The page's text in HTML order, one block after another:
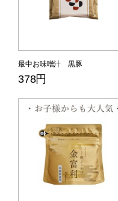
最中お味噌汁 黒豚
378円